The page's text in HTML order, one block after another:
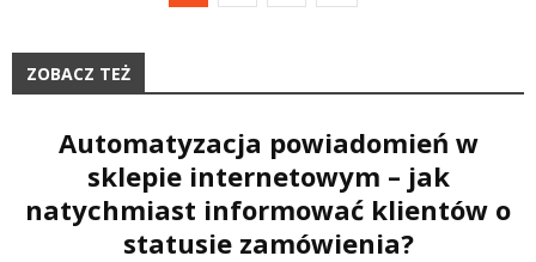
ZOBACZ TEŻ
Automatyzacja powiadomień w
sklepie internetowym – jak
natychmiast informować klientów o
statusie zamówienia?